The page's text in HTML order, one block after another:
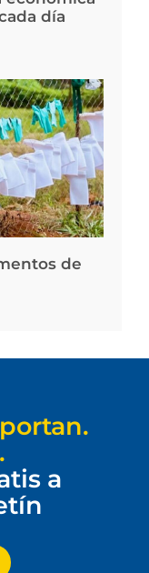
día
de
a